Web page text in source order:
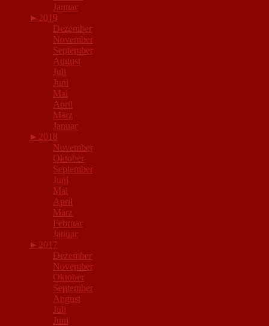
Januar
► 2019
Dezember
November
September
August
Juli
Juni
Mai
April
März
Januar
► 2018
November
Oktober
September
Juni
Mai
April
März
Februar
Januar
► 2017
Dezember
November
Oktober
September
August
Juli
Juni